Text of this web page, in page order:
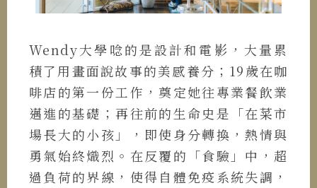
Wendy大學唸的是設計和電影，大量累
積了用畫面說故事的美感養分；19歲在咖
啡店的第一份工作，奠定她往專業餐飲業
邁進的基礎；再往前的生命史是「在菜市
場長大的小孩」，即使身分轉換，熱情與
勇氣始終熾烈。在反覆的「食驗」中，超
過負荷的界線，使得自體免疫系統失調，